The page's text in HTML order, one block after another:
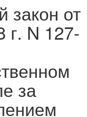
закон от
г. N 127-
за